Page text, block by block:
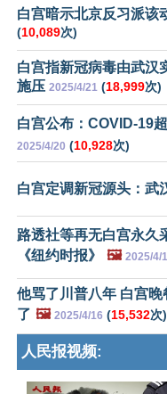
白宫暗示北京反习派该
(10,089次)
白宫指新冠病毒由武汉
施压 2025/4/21 (18,999次)
白宫公布：COVID-19
2025/4/20 (10,928次)
白宫定调新冠源头：武
路透社等再无白宫永久
《纽约时报》
🖼️ 2025/4/
他骂了川普八年 白宫
了 🖼️ 2025/4/16 (15,532次)
人民报视频: